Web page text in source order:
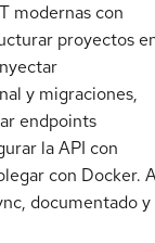
modernas con
proyectos
y migraciones,
endpoints
la API con
con Docker.
documentado y